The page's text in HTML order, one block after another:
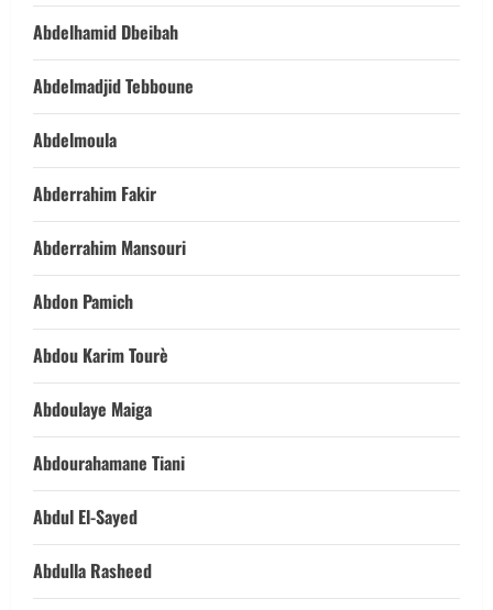
Abdelhamid Dbeibah
Abdelmadjid Tebboune
Abdelmoula
Abderrahim Fakir
Abderrahim Mansouri
Abdon Pamich
Abdou Karim Tourè
Abdoulaye Maiga
Abdourahamane Tiani
Abdul El-Sayed
Abdulla Rasheed